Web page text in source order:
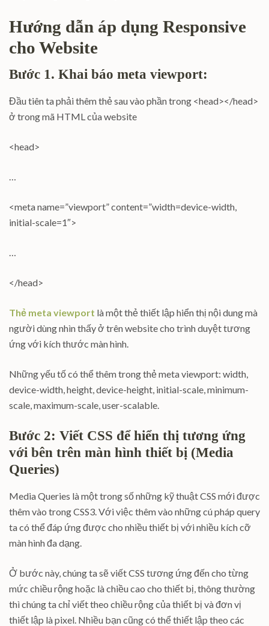
Hướng dẫn áp dụng Responsive
cho Website
Bước 1. Khai báo meta viewport:
Đầu tiên ta phải thêm thẻ sau vào phần trong <head></head>
ở trong mã HTML của website
<head>
<meta name=”viewport” content=”width=device-width,
initial-scale=1″>
</head>
Thẻ meta viewport là một thẻ thiết lập hiển thị nội dung mà
người dùng nhìn thấy ở trên website cho trình duyệt tương
ứng với kích thước màn hình.
Những yếu tố có thể thêm trong thẻ meta viewport: width,
device-width, height, device-height, initial-scale, minimum-
scale, maximum-scale, user-scalable.
Bước 2: Viết CSS để hiển thị tương ứng
với bên trên màn hình thiết bị (Media
Queries)
Media Queries là một trong số những kỹ thuật CSS mới được
thêm vào trong CSS3. Với việc thêm vào những cú pháp query
ta có thể đáp ứng được cho nhiều thiết bị với nhiều kích cỡ
màn hình đa dạng.
Ở bước này, chúng ta sẽ viết CSS tương ứng đến cho từng
mức chiều rộng hoặc là chiều cao cho thiết bị, thông thường
thì chúng ta chỉ viết theo chiều rộng của thiết bị và đơn vị
thiết lập là pixel. Nhiều bạn cũng có thể thiết lập theo các